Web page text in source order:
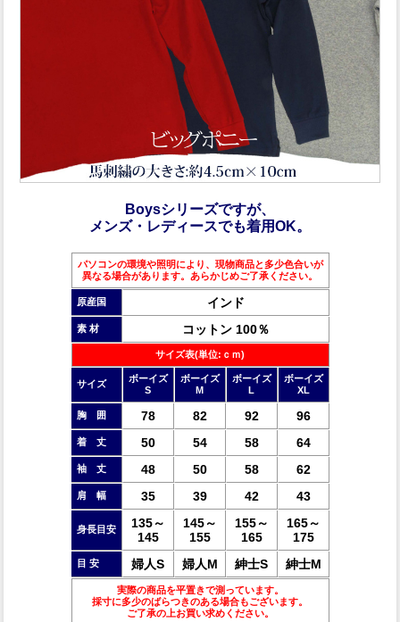
Boysシリーズですが、
メンズ・レディースでも着用OK。
パソコンの環境や照明により、現物商品と多少色合いが
異なる場合があります。あらかじめご了承ください。
原産国 インド
素 材 コットン 100％
サイズ表(単位:ｃｍ)
サイズ
ボーイズ
S
ボーイズ
M
ボーイズ
L
ボーイズ
XL
胸 囲 78 82 92 96
着 丈 50 54 58 64
袖 丈 48 50 58 62
肩 幅 35 39 42 43
身長目安
135～
145
145～
155
155～
165
165～
175
目 安 婦人S 婦人M 紳士S 紳士M
実際の商品を平置きで測っています。
採寸に多少のばらつきのある場合もございます。
ご了承の上お買い求めください。